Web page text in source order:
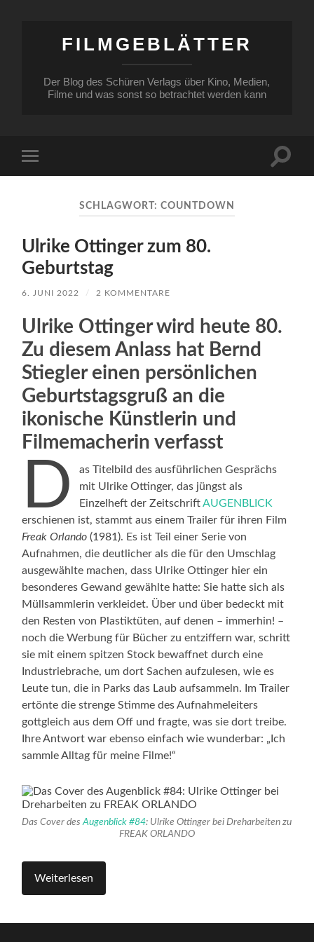
FILMGEBLÄTTER
Der Blog des Schüren Verlags über Kino, Medien,
Filme und was sonst so betrachtet werden kann
Menü
SCHLAGWORT: COUNTDOWN
Ulrike Ottinger zum 80.
Geburtstag
6. JUNI 2022 / 2 KOMMENTARE
Ulrike Ottinger wird heute 80.
Zu diesem Anlass hat Bernd
Stiegler einen persönlichen
Geburtstagsgruß an die
ikonische Künstlerin und
Filmemacherin verfasst
D
as Titelbild des ausführlichen Gesprächs
mit Ulrike Ottinger, das jüngst als
Einzelheft der ZeitschriftAUGENBLICK
erschienen ist, stammt aus einem Trailer für ihren Film
Freak Orlando (1981). Es ist Teil einer Serie von
Aufnahmen, die deutlicher als die für den Umschlag
ausgewählte machen, dass Ulrike Ottinger hier ein
besonderes Gewand gewählte hatte: Sie hatte sich als
Müllsammlerin verkleidet. Über und über bedeckt mit
den Resten von Plastiktüten, auf denen – immerhin! –
noch die Werbung für Bücher zu entziffern war, schritt
sie mit einem spitzen Stock bewaffnet durch eine
Industriebrache, um dort Sachen aufzulesen, wie es
Leute tun, die in Parks das Laub aufsammeln. Im Trailer
ertönte die strenge Stimme des Aufnahmeleiters
gottgleich aus dem Off und fragte, was sie dort treibe.
Ihre Antwort war ebenso einfach wie wunderbar: „Ich
sammle Alltag für meine Filme!“
Das Cover desAugenblick #84: Ulrike Ottinger bei Dreharbeiten zu
FREAK ORLANDO
Weiterlesen